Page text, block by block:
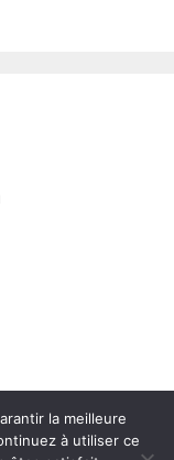
la meilleure
à utiliser ce